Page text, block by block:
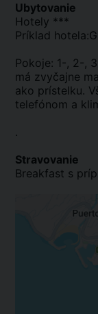
Ubytovanie
Hotely ***
Príklad
Pokoje: 1-, 2-,
má zvyčajne
ako prístelku.
telefónom a
.
Stravovanie
Breakfast s